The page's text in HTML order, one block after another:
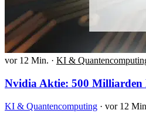
vor 12 Min. · KI &
Nvidia Aktie: 500
KI & Quantencomputing · vor 12